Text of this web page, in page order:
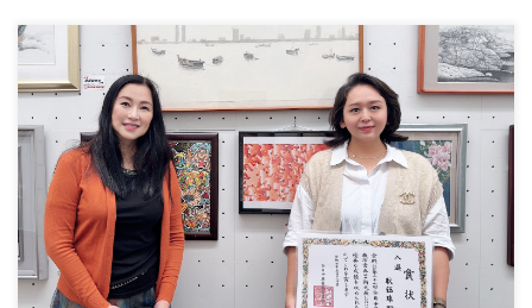
香港珠海學院新聞及傳 […]